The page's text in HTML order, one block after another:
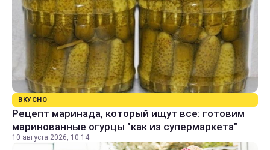
ВКУСНО
Рецепт маринада, который ищут все: готовим
маринованные огурцы "как из супермаркета"
10 августа 2026, 10:14